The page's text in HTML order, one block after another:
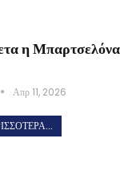
η Μπαρτσελόνα
Απρ 11, 2026